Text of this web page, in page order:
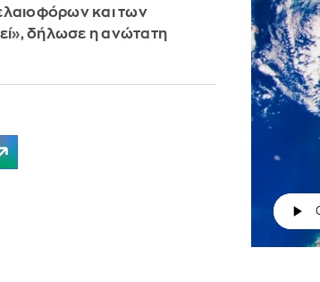
και των
δήλωσε η ανώτατη